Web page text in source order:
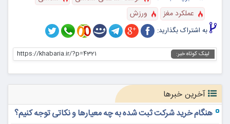
عملکرد مغز
ورزش
به اشتراک بگذارید:
لینک کوتاه خبر: https://khabaria.ir/?p=4321
آخرین خبرها
هنگام خرید شرکت ثبت شده به چه معیارها و نکاتی توجه کنیم؟